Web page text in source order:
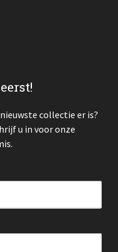
collectie er is?
u in voor onze